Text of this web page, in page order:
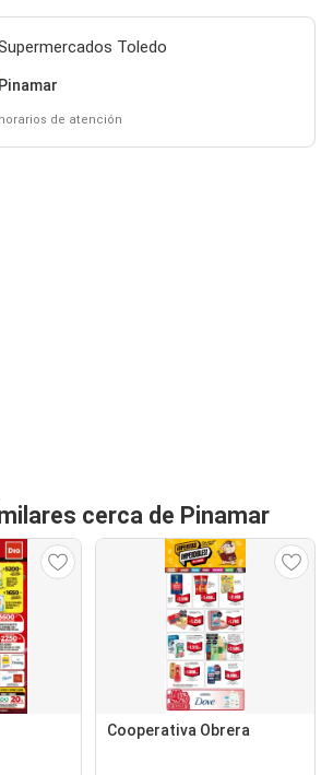
Toledo
Pinamar
horarios de atención
cerca de Pinamar
Cooperativa Obrera